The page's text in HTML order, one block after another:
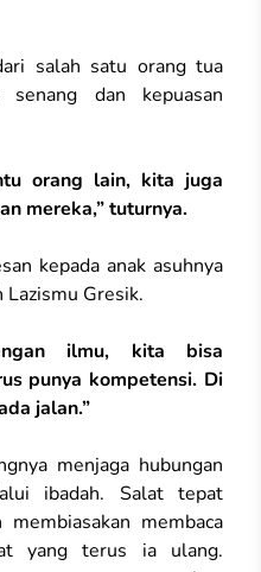
salah satu orang tua
senang dan kepuasan
orang lain, kita juga
mereka,” tuturnya.
kepada anak asuhnya
Gresik.
ilmu, kita bisa
punya kompetensi. Di
jalan.”
menjaga hubungan
ibadah. Salat tepat
membaca
yang terus ia ulang.